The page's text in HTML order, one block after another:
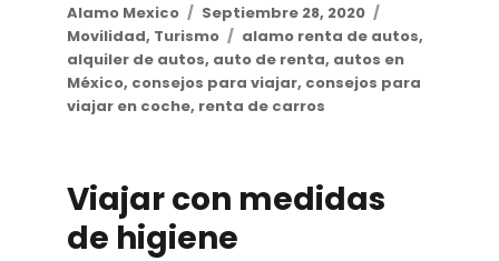
Author
Alamo Mexico
Posted
on
Septiembre 28, 2020
Movilidad, Turismo Tags
alamo renta de autos,
alquiler de autos, auto de renta, autos en
México, consejos para viajar, consejos para
viajar en coche, renta de carros
Viajar con medidas
de higiene